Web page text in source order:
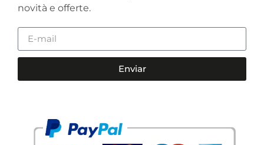
novità e offerte.
Enviar